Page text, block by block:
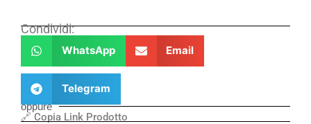
Condividi:
WhatsApp Email
Telegram
oppure
🔗 Copia Link Prodotto